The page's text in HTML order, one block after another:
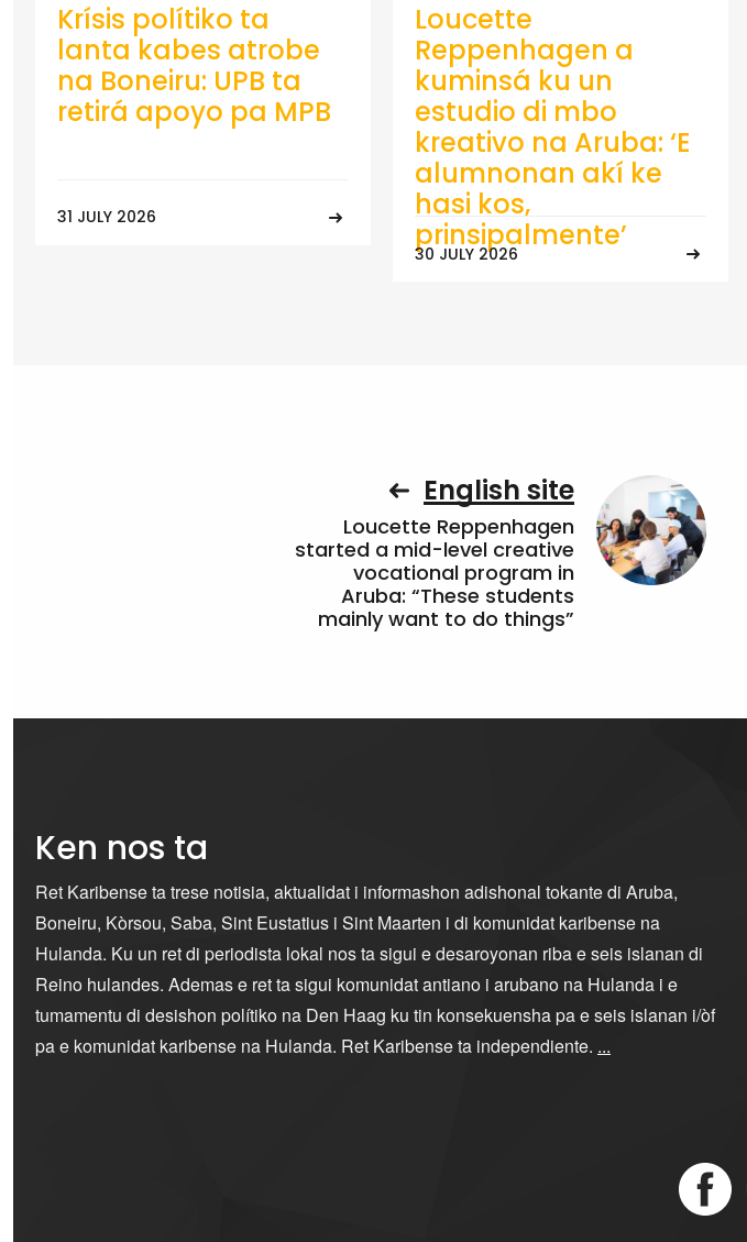
Krísis polítiko ta
lanta kabes atrobe
na Boneiru: UPB ta
retirá apoyo pa MPB
31 JULY 2026
Loucette
Reppenhagen a
kuminsá ku un
estudio di mbo
kreativo na Aruba: ‘E
alumnonan akí ke
hasi kos,
prinsipalmente’
30 JULY 2026
English site
Loucette Reppenhagen
started a mid-level creative
vocational program in
Aruba: “These students
mainly want to do things”
Ken nos ta
Ret Karibense ta trese notisia, aktualidat i informashon adishonal tokante di Aruba,
Boneiru, Kòrsou, Saba, Sint Eustatius i Sint Maarten i di komunidat karibense na
Hulanda. Ku un ret di periodista lokal nos ta sigui e desaroyonan riba e seis islanan di
Reino hulandes. Ademas e ret ta sigui komunidat antiano i arubano na Hulanda i e
tumamentu di desishon polítiko na Den Haag ku tin konsekuensha pa e seis islanan i/òf
pa e komunidat karibense na Hulanda. Ret Karibense ta independiente. ...